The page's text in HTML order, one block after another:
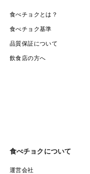
食べチョクとは？
食べチョク基準
品質保証について
飲食店の方へ
食べチョクについて
運営会社